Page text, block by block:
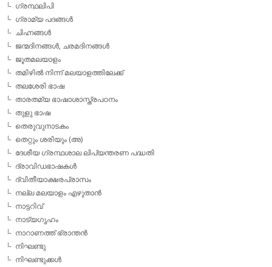
ഗ്രന്ഥലിപി
ഗ്രാമ്യ പദങ്ങള്‍
ചിഹ്നങ്ങള്‍
ജന്മദിനങ്ങള്‍, ചരമദിനങ്ങള്‍
ജൂതമലയാളം
തമിഴില്‍ നിന്ന് മലയാളത്തിലേക്ക്
തലശേരി ഭാഷ
താരതമ്യ ഭാഷാശാസ്ത്രപഠനം
തുളു ഭാഷ
തെരുവുനാടകം
തെറ്റും ശരിയും (അ)
ദേശീയ ഗ്രന്ഥശാല ലിപ്യന്തരണ പദ്ധതി
ദ്രാവിഡഭാഷകള്‍
ദ്വിതീയാക്ഷരപ്രാസം
നല്ല മലയാളം എഴുതാന്‍
നാട്ടറിവ്
നാട്യഗൃഹം
നാറാണത്ത് ഭ്രാന്തന്‍
നിഘണ്ടു
നിഘണ്ടുക്കള്‍